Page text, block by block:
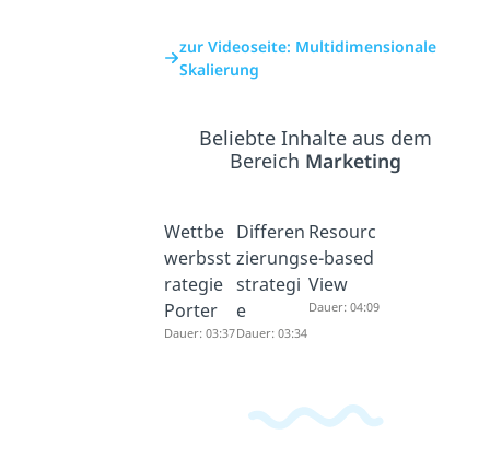
zur Videoseite: Multidimensionale
Skalierung
Beliebte Inhalte aus dem
Bereich Marketing
Wettbe
werbsst
rategie
Porter
Dauer: 03:37
Differen
zierungs
strategi
e
Dauer: 03:34
Resourc
e-based
View
Dauer: 04:09